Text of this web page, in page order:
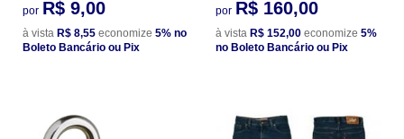
por R$ 9,00
à vista R$ 8,55 economize 5% no
Boleto Bancário ou Pix
por R$ 160,00
à vista R$ 152,00 economize 5%
no Boleto Bancário ou Pix